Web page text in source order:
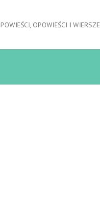
POWIEŚCI, OPOWIEŚCI I WIERSZE